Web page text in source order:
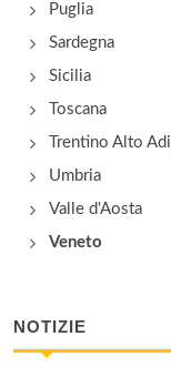
Puglia
Sardegna
Sicilia
Toscana
Trentino Alto
Umbria
Valle d'Aosta
Veneto
NOTIZIE